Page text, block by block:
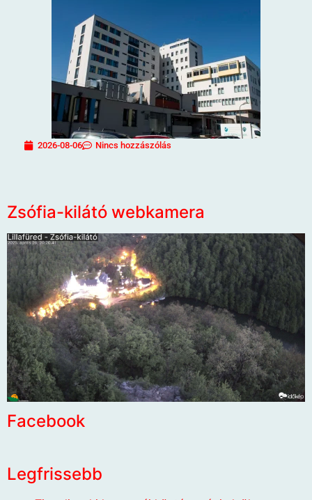
2026-08-06 Nincs hozzászólás
Zsófia-kilátó webkamera
Facebook
Legfrissebb